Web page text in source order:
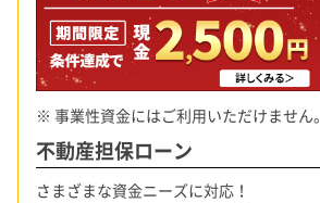
※ 事業性資金にはご利用いただけません。
不動産担保ローン
さまざまな資金ニーズに対応！